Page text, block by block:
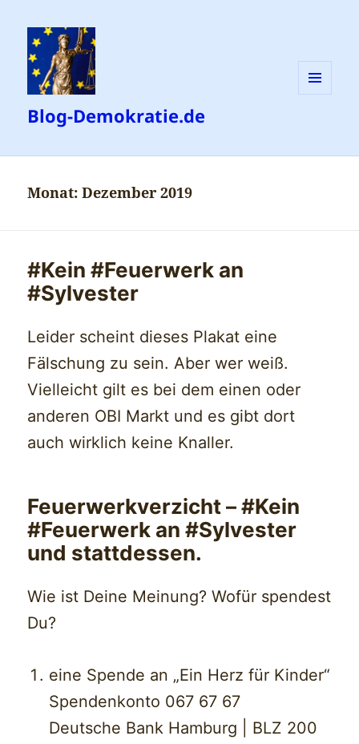
Blog-Demokratie.de
Monat:Dezember 2019
#Kein #Feuerwerk an
#Sylvester
Leider scheint dieses Plakat eine
Fälschung zu sein. Aber wer weiß.
Vielleicht gilt es bei dem einen oder
anderen OBI Markt und es gibt dort
auch wirklich keine Knaller.
Feuerwerkverzicht – #Kein
#Feuerwerk an #Sylvester
und stattdessen.
Wie ist Deine Meinung? Wofür spendest
Du?
eine Spende an „Ein Herz für Kinder“
Spendenkonto 067 67 67
Deutsche Bank Hamburg | BLZ 200